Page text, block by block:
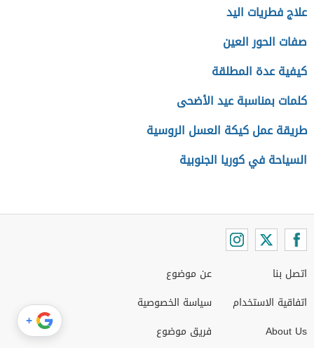
علاج فطريات اليد
صفات الحور العين
كيفية عدة المطلقة
كلمات بمناسبة عيد الأضحى
طريقة عمل كيكة العسل الروسية
السياحة في كوريا الجنوبية
اتصل بنا
اتفاقية الاستخدام
About Us
عن موضوع
سياسة الخصوصية
فريق موضوع
+